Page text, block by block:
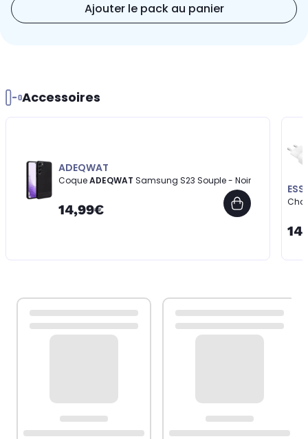
Ajouter le pack au panier
Accessoires
ADEQWAT
CoqueADEQWAT Samsung S23 Souple - Noir
14,99€